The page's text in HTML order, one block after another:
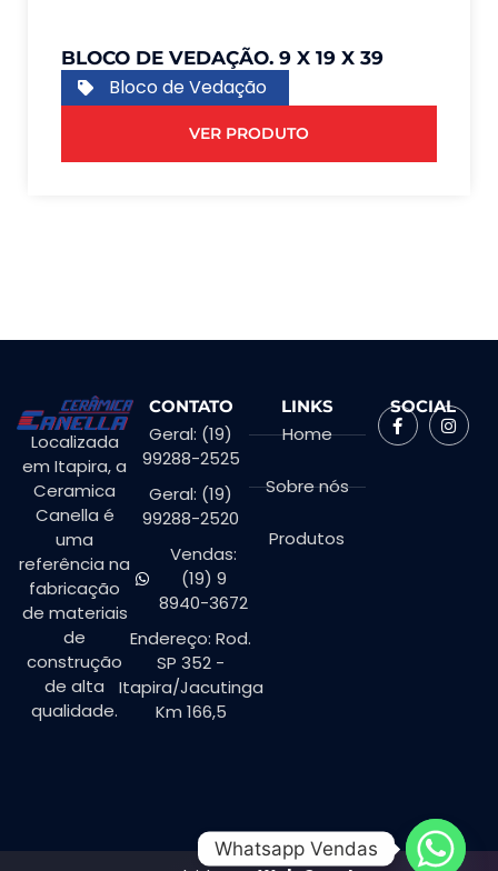
BLOCO DE VEDAÇÃO. 9 X 19 X 39
Bloco de Vedação
VER PRODUTO
Localizada
em Itapira, a
Ceramica
Canella é
uma
referência na
fabricação
de materiais
de
construção
de alta
qualidade.
CONTATO
Geral: (19)
99288-2525
Geral: (19)
99288-2520
Vendas:
(19) 9
8940-3672
Endereço: Rod.
SP 352 -
Itapira/Jacutinga
Km 166,5
LINKS
Home
Sobre nós
Produtos
SOCIAL
Whatsapp Vendas